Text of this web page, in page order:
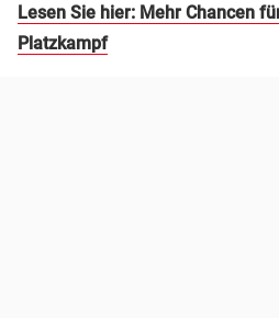
Lesen Sie hier: Mehr Chancen
Platzkampf